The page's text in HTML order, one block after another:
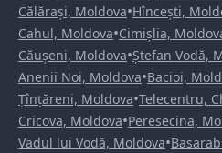
Călărași, Moldova•Hîncești,
Cahul, Moldova•Cimișlia,
Căușeni, Moldova•Ștefan Vodă,
Anenii Noi, Moldova•Bacioi,
Țînțăreni, Moldova•Telecentru,
Cricova, Moldova•Peresecina,
Vadul lui Vodă, Moldova•